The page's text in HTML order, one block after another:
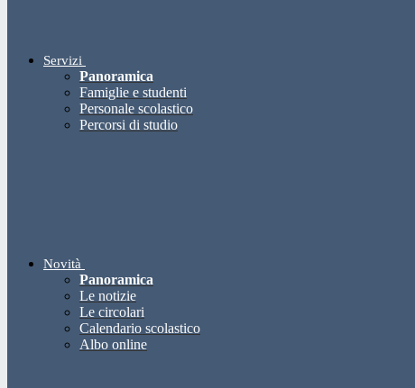
Servizi
Panoramica
Famiglie e studenti
Personale scolastico
Percorsi di studio
Novità
Panoramica
Le notizie
Le circolari
Calendario scolastico
Albo online